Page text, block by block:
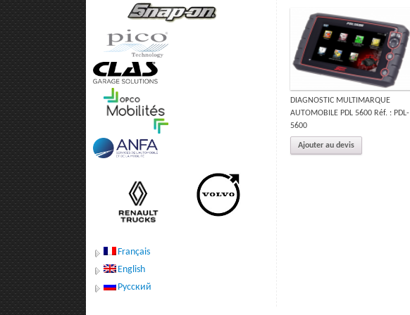
DIAGNOSTIC MULTIMARQUE
AUTOMOBILE PDL 5600 Réf. : PDL-
5600
Ajouter au devis
Français
English
Русский